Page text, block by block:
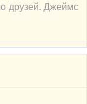
друзей. Джеймс